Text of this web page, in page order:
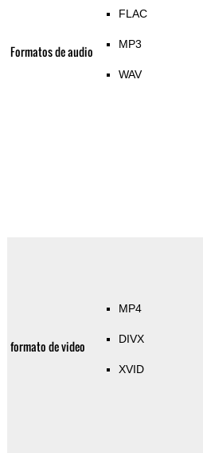
Formatos de audio
FLAC
MP3
WAV
formato de video
MP4
DIVX
XVID